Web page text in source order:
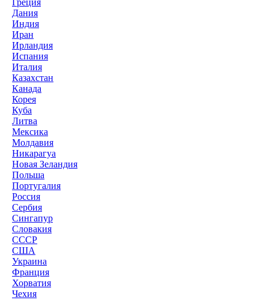
Греция
Дания
Индия
Иран
Ирландия
Испания
Италия
Казахстан
Канада
Корея
Куба
Литва
Мексика
Молдавия
Никарагуа
Новая Зеландия
Польша
Португалия
Россия
Сербия
Сингапур
Словакия
СССР
США
Украина
Франция
Хорватия
Чехия